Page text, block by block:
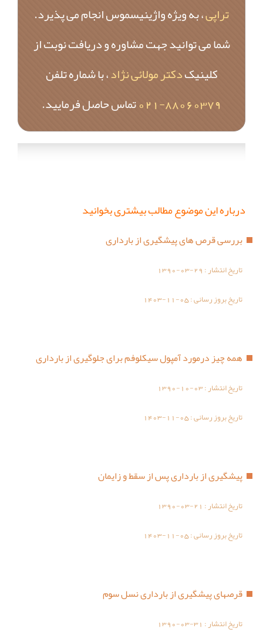
تراپی، به ویژه واژینیسموس انجام می پذیرد.
شما می توانید جهت مشاوره و دریافت نوبت از
کلینیکدکتر مولائی نژاد، با شماره تلفن
88060379-021
تماس حاصل فرمایید.
درباره این موضوع مطالب بیشتری بخوانید
بررسی قرص های پیشگیری از بارداری
تاریخ انتشار :1390-03-29
تاریخ بروز رسانی :1403-11-05
همه چیز درمورد آمپول سیکلوفم برای جلوگیری از بارداری
تاریخ انتشار :1390-10-03
تاریخ بروز رسانی :1403-11-05
پیشگیری از بارداری پس از سقط و زایمان
تاریخ انتشار : 1390-03-21
تاریخ بروز رسانی :1403-11-05
قرصهای پیشگیری از بارداری نسل سوم
تاریخ انتشار : 1390-03-31